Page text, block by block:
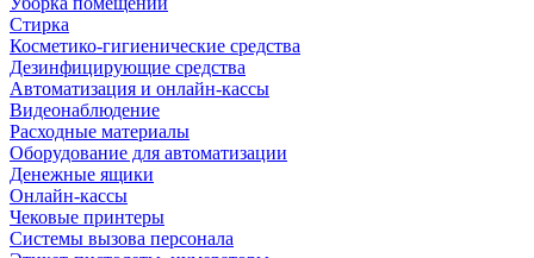
Стирка
Косметико-гигиенические средства
Дезинфицирующие средства
Автоматизация и онлайн-кассы
Видеонаблюдение
Расходные материалы
Оборудование для автоматизации
Денежные ящики
Онлайн-кассы
Чековые принтеры
Системы вызова персонала